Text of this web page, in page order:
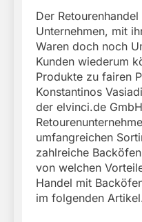
Der
Unternehmen, mit
Waren doch noch
Kunden wiederum
Produkte zu fairen
Konstantinos
der elvinci.de
umfangreichen
zahlreiche
von welchen
Handel mit
im folgenden